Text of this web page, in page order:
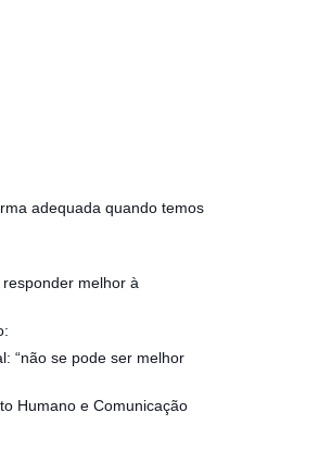
adequada quando temos
melhor à
“não se pode ser melhor
Humano e Comunicação